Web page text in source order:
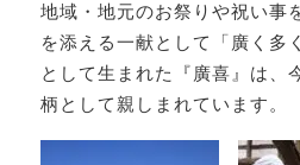
地域・地元のお祭りや祝い事
を添える一献として「廣く多
として生まれた『廣喜』は、
柄として親しまれています。